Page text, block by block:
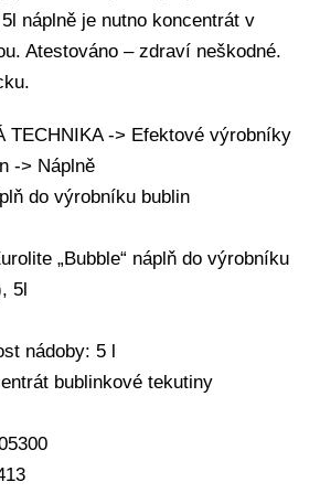
náplně je nutno koncentrát v
Atestováno – zdraví neškodné.
TECHNIKA -> Efektové výrobníky
-> Náplně
do výrobníku bublin
„Bubble“ náplň do výrobníku
5l
nádoby: 5 l
bublinkové tekutiny